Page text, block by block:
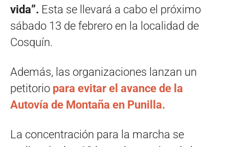
vida”. Esta se llevará a cabo el próximo
sábado 13 de febrero en la localidad de
Cosquín.
Además, las organizaciones lanzan un
petitorio para evitar el avance de la
Autovía de Montaña en Punilla.
La concentración para la marcha se